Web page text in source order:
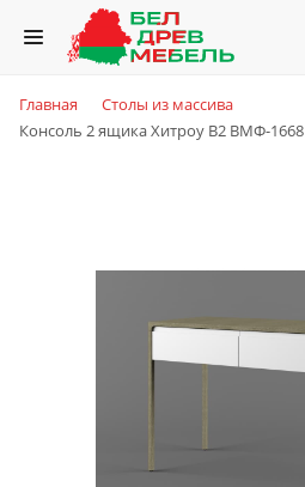
Главная
Столы из массива
Консоль 2 ящика Хитроу В2 ВМФ-1668